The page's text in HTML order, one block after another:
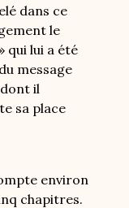
dans ce
le
qui lui a été
message
il
sa place
environ
chapitres.